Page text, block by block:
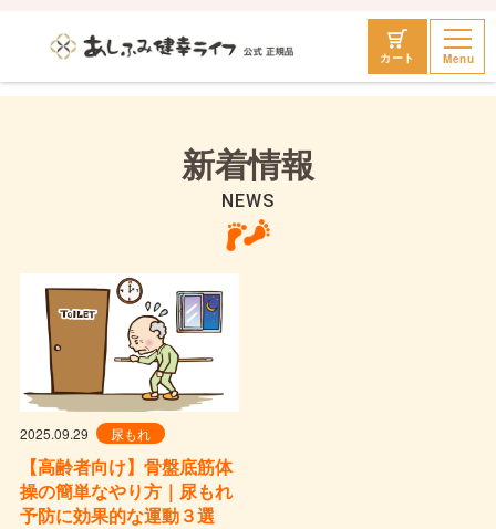
カート Menu
新着情報
NEWS
2025.09.29 尿もれ
【高齢者向け】骨盤底筋体
操の簡単なやり方｜尿もれ
予防に効果的な運動３選